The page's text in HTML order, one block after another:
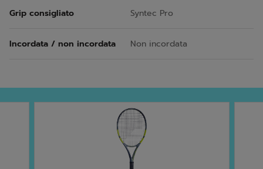
Grip consigliato Syntec Pro
Incordata / non incordata Non incordata